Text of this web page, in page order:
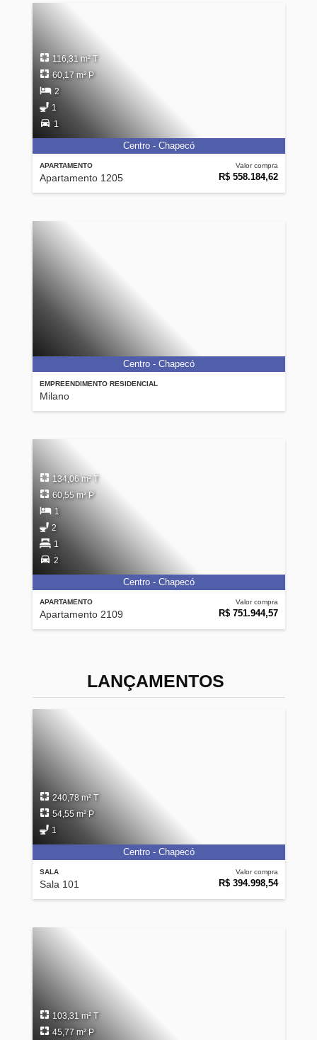
APARTAMENTO
Apartamento 1205
Valor compra
R$ 558.184,62
116,31 m² T
60,17 m² P
2
1
1
Centro - Chapecó
EMPREENDIMENTO RESIDENCIAL
Milano
Centro - Chapecó
APARTAMENTO
Apartamento 2109
Valor compra
R$ 751.944,57
134,06 m² T
60,55 m² P
1
2
1
2
Centro - Chapecó
LANÇAMENTOS
SALA
Sala 101
Valor compra
R$ 394.998,54
240,78 m² T
54,55 m² P
1
Centro - Chapecó
103,31 m² T
45,77 m² P